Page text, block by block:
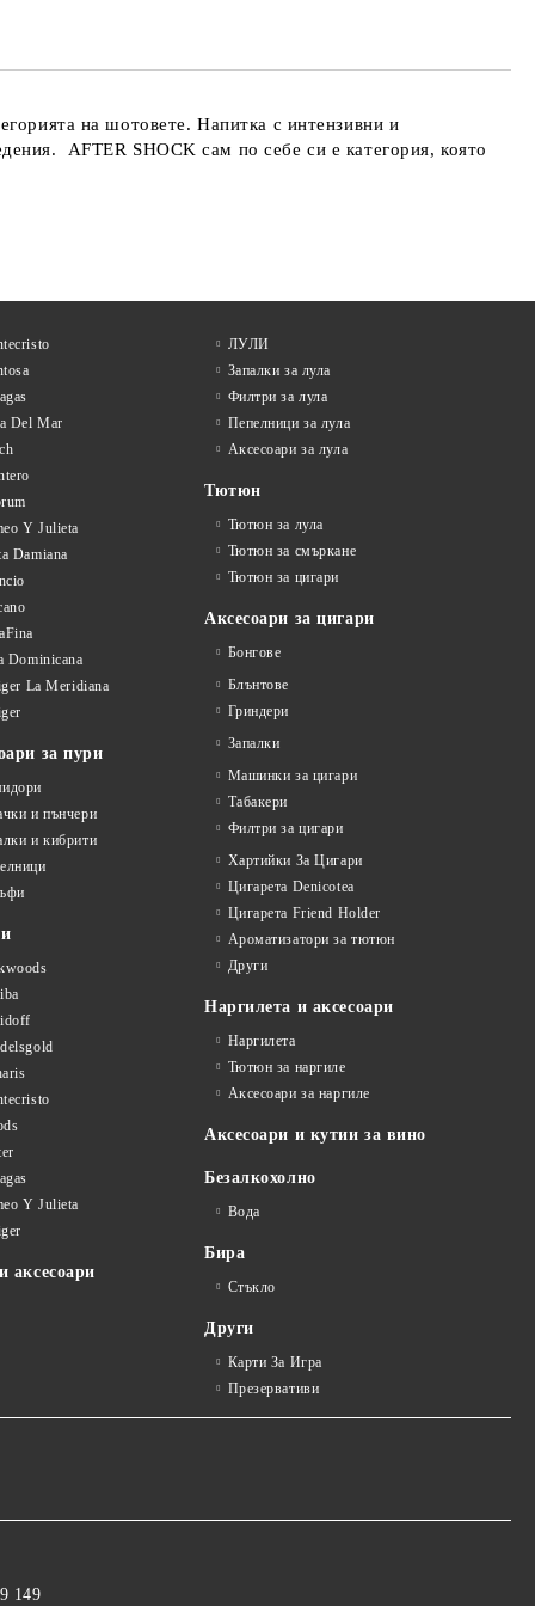
на шотовете. Напитка с интензивни и
AFTER SHOCK сам по себе си е категория, която
Del Mar
Y Julieta
Damiana
Dominicana
La Meridiana
за пури
и пънчери
и кибрити
Y Julieta
аксесоари
ЛУЛИ
Запалки за лула
Филтри за лула
Пепелници за лула
Аксесоари за лула
Тютюн
Тютюн за лула
Тютюн за смъркане
Тютюн за цигари
Аксесоари за цигари
Бонгове
Блънтове
Гриндери
Запалки
Машинки за цигари
Табакери
Филтри за цигари
Хартийки За Цигари
Цигарета Denicotea
Цигарета Friend Holder
Ароматизатори за тютюн
Други
Наргилета и аксесоари
Наргилета
Тютюн за наргиле
Аксесоари за наргиле
Аксесоари и кутии за вино
Безалкохолно
Вода
Бира
Стъкло
Други
Карти За Игра
Презервативи
149